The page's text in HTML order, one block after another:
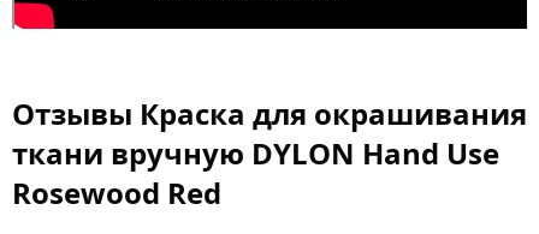
Отзывы Краска для окрашивания
ткани вручную DYLON Hand Use
Rosewood Red